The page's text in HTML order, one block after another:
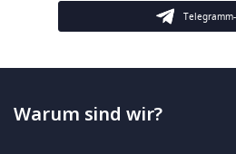
Warum sind wir?